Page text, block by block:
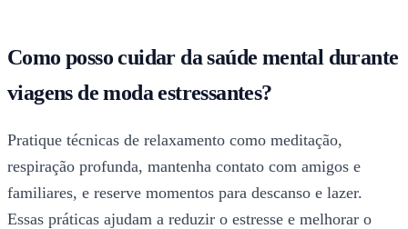
Como posso cuidar da saúde mental durante
viagens de moda estressantes?
Pratique técnicas de relaxamento como meditação,
respiração profunda, mantenha contato com amigos e
familiares, e reserve momentos para descanso e lazer.
Essas práticas ajudam a reduzir o estresse e melhorar o